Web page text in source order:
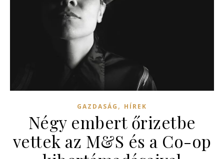
GAZDASÁG , HÍREK
Négy embert őrizetbe
vettek az M&S és a Co-op